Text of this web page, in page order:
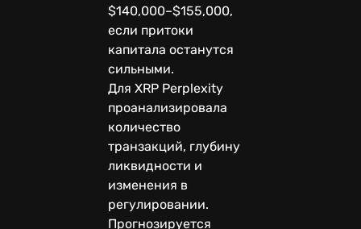
$140,000–$155,000,
если притоки
капитала останутся
сильными.
Для XRP Perplexity
проанализировала
количество
транзакций, глубину
ликвидности и
изменения в
регулировании.
Прогнозируется